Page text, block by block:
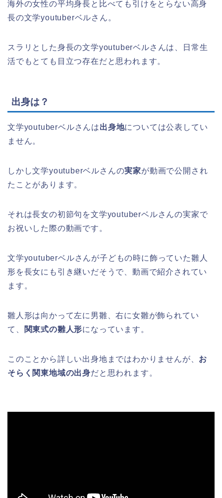
海外の女性の平均身長と比べても引けをとらない高身
長の文学youtuberベルさん。
スラリとした身長の文学youtuberベルさんは、日常生
活でもとても目立つ存在だと思われます。
出身は？
文学youtuberベルさんは出身地については公表してい
ません。
しかし文学youtuberベルさんの実家が動画で公開され
たことがあります。
それは長女の初節句を文学youtuberベルさんの実家で
お祝いした際の動画です。
文学youtuberベルさんが子どもの時に飾っていた雛人
形を長女にも引き継いだそうで、動画で紹介されてい
ます。
雛人形は向かって左に男雛、右に女雛が飾られてい
て、
関東式の雛人形になっています。
このことから詳しい出身地まではわかりませんが、 お
そらく関東地域の出身だと思われます。